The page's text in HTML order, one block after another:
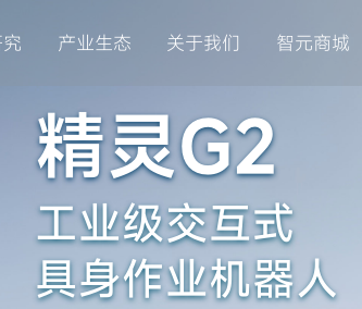
产业生态 关于我们 智元商城
精灵G2
工业级交互式
具身作业机器人